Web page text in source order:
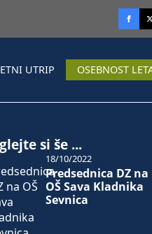
UTRIP OSEBNOST
si še ...
Predsednica DZ na
OŠ Sava Kladnika
Sevnica
18/10/2022